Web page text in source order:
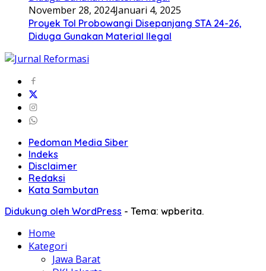
November 28, 2024Januari 4, 2025
Proyek Tol Probowangi Disepanjang STA 24-26,
Diduga Gunakan Material Ilegal
Pedoman Media Siber
Indeks
Disclaimer
Redaksi
Kata Sambutan
Didukung oleh WordPress - Tema: wpberita.
Home
Kategori
Jawa Barat